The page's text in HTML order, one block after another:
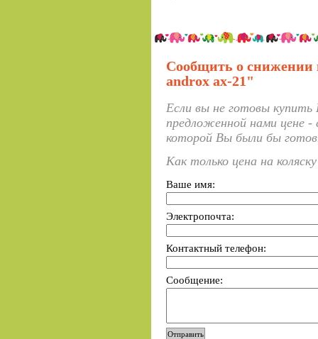
Сообщить о снижении
androx ax-21"
Если вы не готовы купить
предложенной нами цене -
которой Вы были бы
Как только цена на
Ваше имя:
Электропочта:
Контактный телефон:
Сообщение: